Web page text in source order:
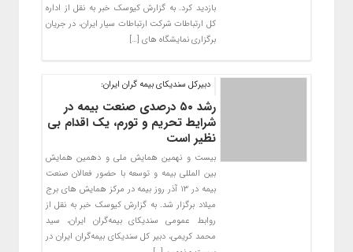
بازدید کرد. به گزارش کیوسک خبر به نقل از اداره
کل ارتباطات شرکت ارتباطات سیار ایران، در جریان
برگزاری نمایشگاه های […]
دبیرکل سندیکای بیمه گران ایران:
رشد ۵۰ درصدی صنعت بیمه در
شرایط تحریم و تورم، یک اقدام بی
نظیر است
بیست و نهمین همایش ملی و دهمین همایش
بین المللی بیمه و توسعه با حضور فعالان صنعت
بیمه در ۱۳ آذر روز بیمه در مرکز همایش های برج
میلاد برگزار شد. به گزارش کیوسک خبر به نقل از
روابط عمومی سندیکای بیمه‌گران ایران، سید
محمد کریمی، دبیر کل سندیکای بیمه‌گران ایران در